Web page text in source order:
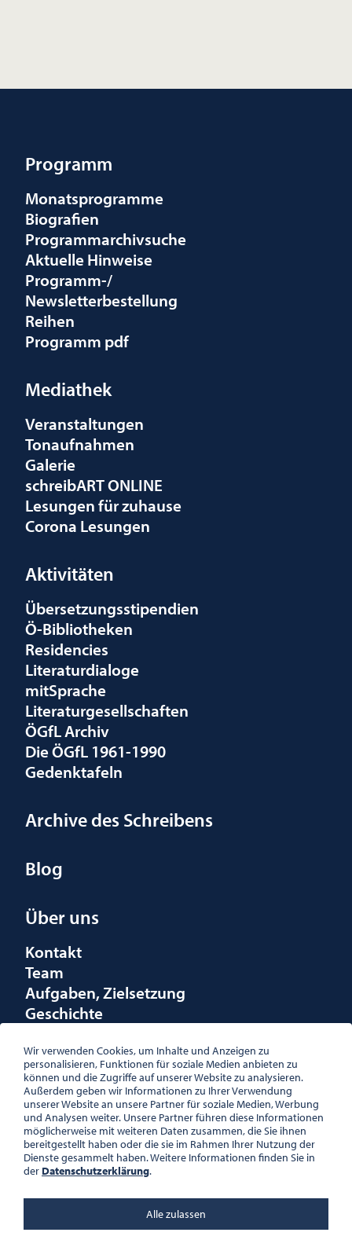
Programm
Monatsprogramme
Biografien
Programmarchivsuche
Aktuelle Hinweise
Programm-/
Newsletterbestellung
Reihen
Programm pdf
Mediathek
Veranstaltungen
Tonaufnahmen
Galerie
schreibART ONLINE
Lesungen für zuhause
Corona Lesungen
Aktivitäten
Übersetzungsstipendien
Ö-Bibliotheken
Residencies
Literaturdialoge
mitSprache
Literaturgesellschaften
ÖGfL Archiv
Die ÖGfL 1961-1990
Gedenktafeln
Archive des Schreibens
Blog
Über uns
Kontakt
Team
Aufgaben, Zielsetzung
Geschichte
Förderungen
Logo
ÖSTERREICHISCHE
GESELLSCHAFT FÜR LITERATUR
PALAIS WILCZEK, HERRENGASSE
Wir verwenden Cookies, um Inhalte und Anzeigen zu
personalisieren, Funktionen für soziale Medien anbieten zu
können und die Zugriffe auf unserer Website zu analysieren.
Außerdem geben wir Informationen zu Ihrer Verwendung
unserer Website an unsere Partner für soziale Medien, Werbung
und Analysen weiter. Unsere Partner führen diese Informationen
möglicherweise mit weiteren Daten zusammen, die Sie ihnen
bereitgestellt haben oder die sie im Rahmen Ihrer Nutzung der
Dienste gesammelt haben. Weitere Informationen finden Sie in
der Datenschutzerklärung.
Alle zulassen